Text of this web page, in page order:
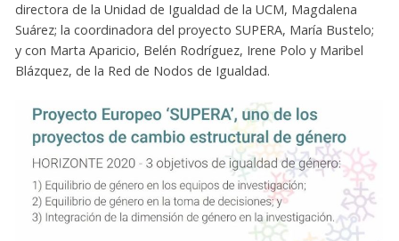
directora de la Unidad de Igualdad de la UCM, Magdalena
Suárez; la coordinadora del proyecto SUPERA, María Bustelo;
y con Marta Aparicio, Belén Rodríguez, Irene Polo y Maribel
Blázquez, de la Red de Nodos de Igualdad.